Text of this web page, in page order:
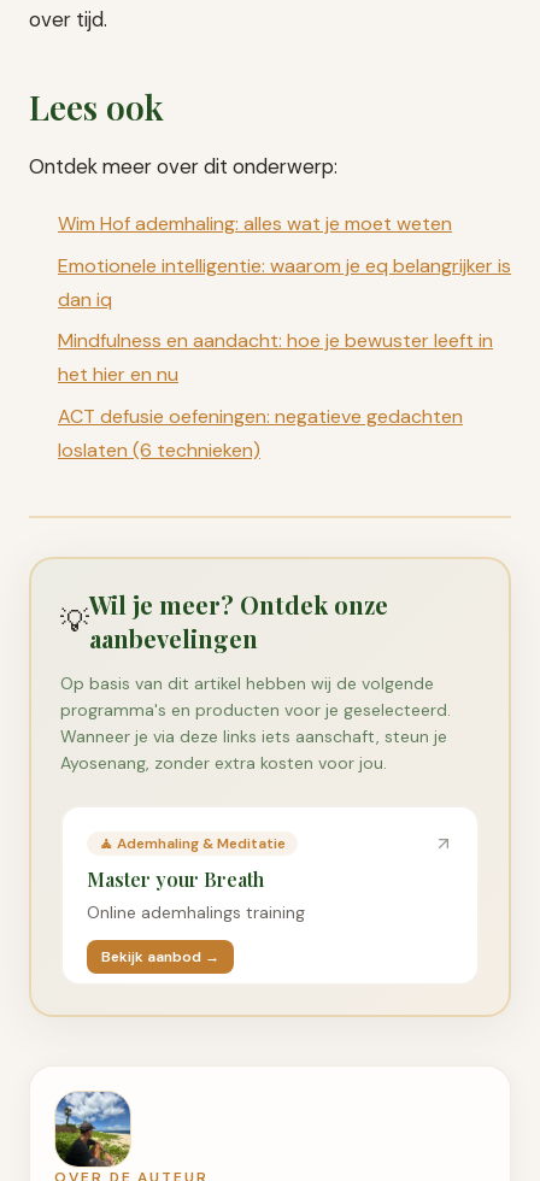
over tijd.
Lees ook
Ontdek meer over dit onderwerp:
Wim Hof ademhaling: alles wat je moet weten
Emotionele intelligentie: waarom je eq belangrijker is
dan iq
Mindfulness en aandacht: hoe je bewuster leeft in
het hier en nu
ACT defusie oefeningen: negatieve gedachten
loslaten (6 technieken)
💡Wil je meer? Ontdek onze
aanbevelingen
Op basis van dit artikel hebben wij de volgende
programma's en producten voor je geselecteerd.
Wanneer je via deze links iets aanschaft, steun je
Ayosenang, zonder extra kosten voor jou.
🧘 Ademhaling & Meditatie
Master your Breath
Online ademhalings training
Bekijk aanbod →
OVER DE AUTEUR